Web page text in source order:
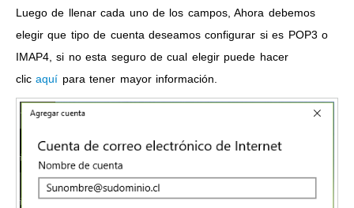
Luego de llenar cada uno de los campos, Ahora debemos
elegir que tipo de cuenta deseamos configurar si es POP3 o
IMAP4, si no esta seguro de cual elegir puede hacer
clicaquí para tener mayor información.